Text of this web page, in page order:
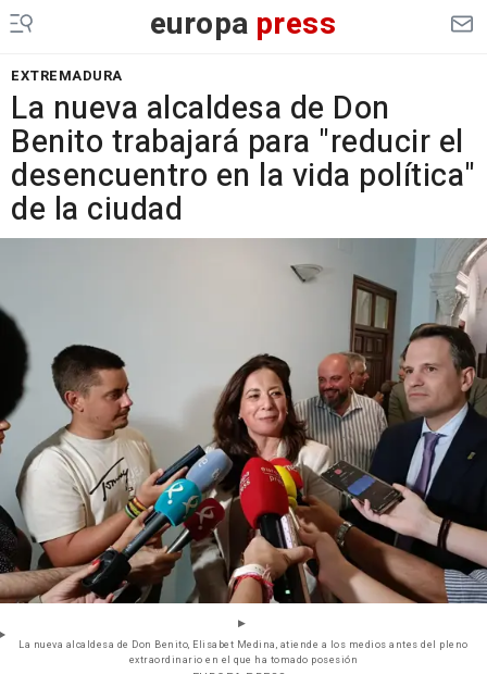
europa press
EXTREMADURA
La nueva alcaldesa de Don
Benito trabajará para "reducir el
desencuentro en la vida política"
de la ciudad
La nueva alcaldesa de Don Benito, Elisabet Medina, atiende a los medios antes del pleno
extraordinario en el que ha tomado posesión